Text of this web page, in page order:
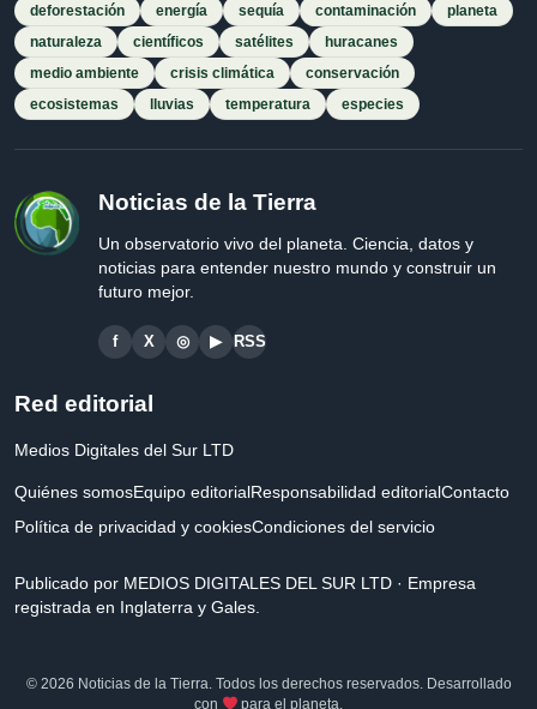
deforestación
energía sequía contaminación
planeta
naturaleza
científicos satélites
huracanes
medio ambiente
crisis climática
conservación
ecosistemas
lluvias temperatura especies
Noticias de la Tierra
Un observatorio vivo del planeta. Ciencia, datos y
noticias para entender nuestro mundo y construir un
futuro mejor.
f X ◎ ▶ RSS
Red editorial
Medios Digitales del Sur LTD
Quiénes somosEquipo editorialResponsabilidad editorialContacto
Política de privacidad y cookiesCondiciones del servicio
Publicado por MEDIOS DIGITALES DEL SUR LTD · Empresa
registrada en Inglaterra y Gales.
© 2026 Noticias de la Tierra. Todos los derechos reservados. Desarrollado
con
para el planeta.